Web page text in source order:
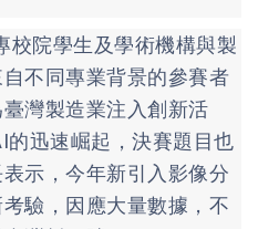
院學生及學術機構與製
不同專業背景的參賽者
灣製造業注入創新活
迅速崛起，決賽題目也
示，今年新引入影像分
驗，因應大量數據，不